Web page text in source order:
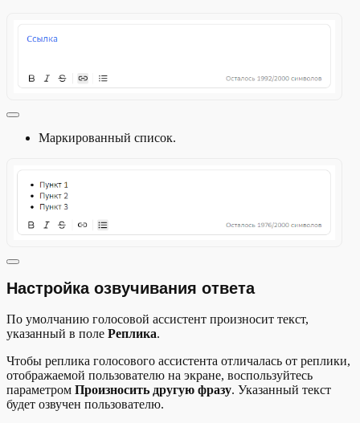
Маркированный список.
Настройка озвучивания ответа
По умолчанию голосовой ассистент произносит текст,
указанный в поле Реплика.
Чтобы реплика голосового ассистента отличалась от реплики,
отображаемой пользователю на экране, воспользуйтесь
параметром Произносить другую фразу. Указанный текст
будет озвучен пользователю.